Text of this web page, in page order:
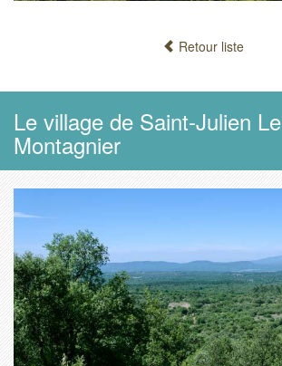
Retour liste
Le village de Saint-Julien Le
Montagnier